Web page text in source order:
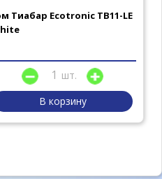
Тиабар Ecotronic TB11-LE
шт.
В корзину